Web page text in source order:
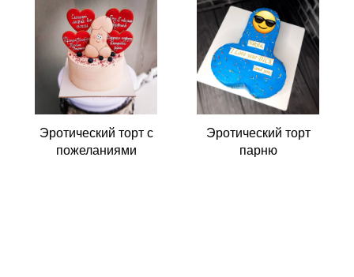
Эротический торт с
пожеланиями
Эротический торт
парню